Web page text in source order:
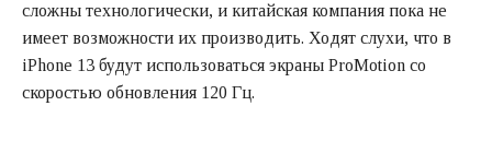
сложны технологически, и китайская компания пока не
имеет возможности их производить. Ходят слухи, что в
iPhone 13 будут использоваться экраны ProMotion со
скоростью обновления 120 Гц.